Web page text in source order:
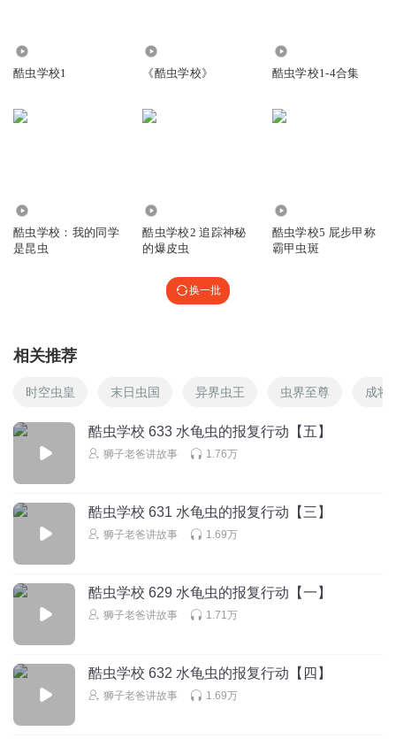
酷虫学校1 《酷虫学校》 酷虫学校1-4合集
酷虫学校：我的同学
是昆虫
酷虫学校2 追踪神秘
的爆皮虫
酷虫学校5 屁步甲称
霸甲虫斑
换一批
相关推荐
时空虫皇 末日虫国 异界虫王 虫界至尊 成将
酷虫学校 633 水龟虫的报复行动【五】
狮子老爸讲故事 1.76万
酷虫学校 631 水龟虫的报复行动【三】
狮子老爸讲故事 1.69万
酷虫学校 629 水龟虫的报复行动【一】
狮子老爸讲故事 1.71万
酷虫学校 632 水龟虫的报复行动【四】
狮子老爸讲故事 1.69万